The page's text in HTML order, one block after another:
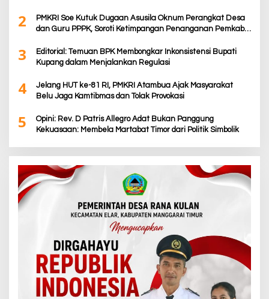
2
PMKRI Soe Kutuk Dugaan Asusila Oknum Perangkat Desa
dan Guru PPPK, Soroti Ketimpangan Penanganan Pemkab
3
Editorial: Temuan BPK Membongkar Inkonsistensi Bupati
Kupang dalam Menjalankan Regulasi
4
Jelang HUT ke-81 RI, PMKRI Atambua Ajak Masyarakat
Belu Jaga Kamtibmas dan Tolak Provokasi
5
Opini: Rev. D Patris Allegro Adat Bukan Panggung
Kekuasaan: Membela Martabat Timor dari Politik Simbolik